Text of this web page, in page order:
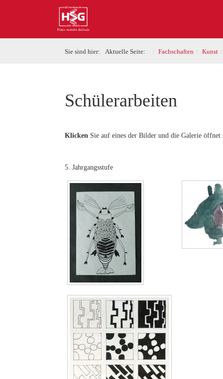
Sie sind hier: Aktuelle Seite: Fachschaften Kunst
Schülerarbeiten
Klicken Sie auf eines der Bilder und die Galerie öffnet
5. Jahrgangsstufe